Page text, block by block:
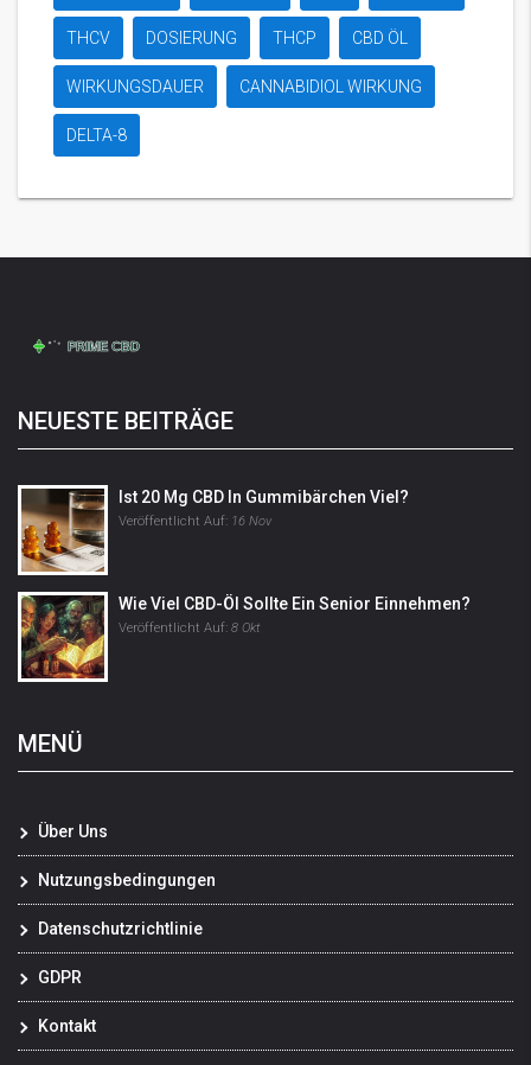
THCV DOSIERUNG THCP CBD ÖL
WIRKUNGSDAUER CANNABIDIOL WIRKUNG
DELTA-8
NEUESTE BEITRÄGE
Ist 20 Mg CBD In Gummibärchen Viel?
Veröffentlicht Auf: 16 Nov
Wie Viel CBD-Öl Sollte Ein Senior Einnehmen?
Veröffentlicht Auf: 8 Okt
MENÜ
Über Uns
Nutzungsbedingungen
Datenschutzrichtlinie
GDPR
Kontakt